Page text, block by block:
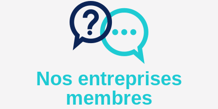
Nos entreprises
membres